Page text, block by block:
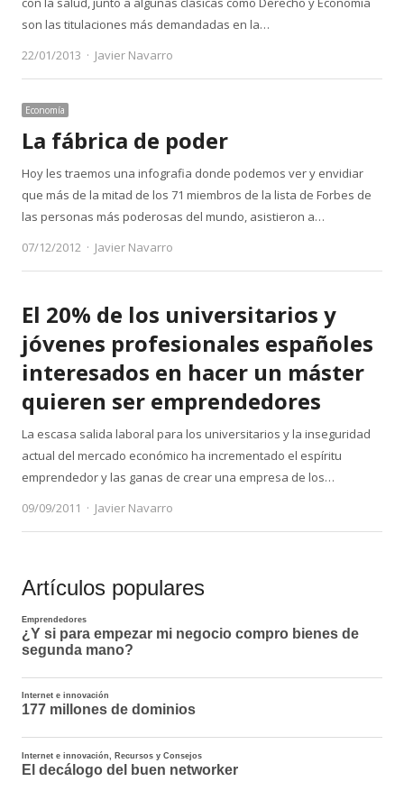
son las titulaciones más demandadas en la…
22/01/2013
Author
Javier Navarro
Economía
La fábrica de poder
Hoy les traemos una infografia donde podemos ver y envidiar
que más de la mitad de los 71 miembros de la lista de Forbes de
las personas más poderosas del mundo, asistieron a…
07/12/2012
Author
Javier Navarro
El 20% de los universitarios y
jóvenes profesionales españoles
interesados en hacer un máster
quieren ser emprendedores
La escasa salida laboral para los universitarios y la inseguridad
actual del mercado económico ha incrementado el espíritu
emprendedor y las ganas de crear una empresa de los…
09/09/2011
Author
Javier Navarro
Artículos populares